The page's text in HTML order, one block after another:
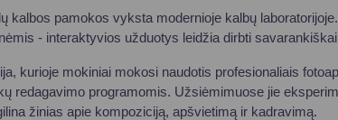
kalbos pamokos vyksta modernioje kalbų
- interaktyvios užduotys leidžia dirbti
kurioje mokiniai mokosi naudotis profesionaliais
redagavimo programomis. Užsiėmimuose jie
žinias apie kompoziciją, apšvietimą ir kadravimą.